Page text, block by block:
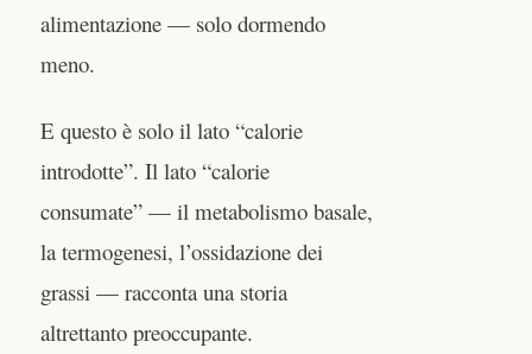
alimentazione — solo dormendo
meno.
E questo è solo il lato “calorie
introdotte”. Il lato “calorie
consumate” — il metabolismo basale,
la termogenesi, l’ossidazione dei
grassi — racconta una storia
altrettanto preoccupante.